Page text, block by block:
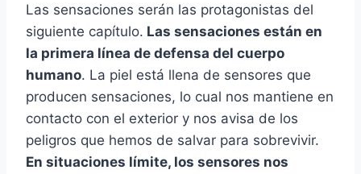
Las sensaciones serán las protagonistas del
siguiente capítulo. Las sensaciones están en
la primera línea de defensa del cuerpo
humano. La piel está llena de sensores que
producen sensaciones, lo cual nos mantiene en
contacto con el exterior y nos avisa de los
peligros que hemos de salvar para sobrevivir.
En situaciones límite, los sensores nos